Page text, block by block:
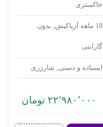
خاکستری
18 ماهه آریاکیش, بدون
گارانتی
ایستاده و دستی, شارژری
۲۲٬۹۸۰٬۰۰۰ تومان